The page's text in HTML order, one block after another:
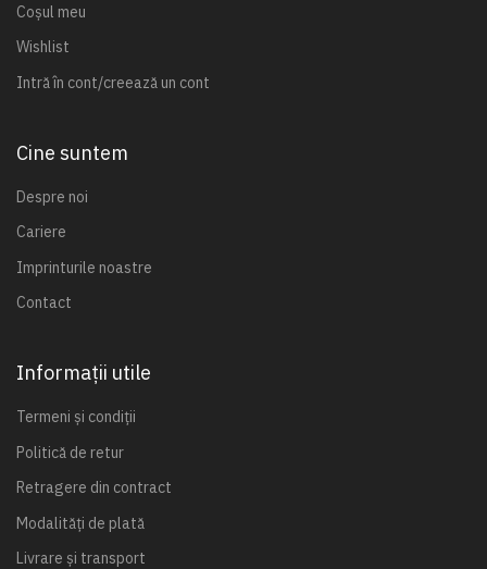
Coșul meu
Wishlist
Intră în cont/creează un cont
Cine suntem
Despre noi
Cariere
Imprinturile noastre
Contact
Informații utile
Termeni și condiții
Politică de retur
Retragere din contract
Modalități de plată
Livrare și transport